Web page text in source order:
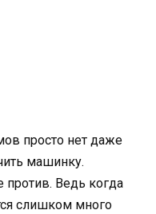
просто нет даже
машинку.
против. Ведь когда
слишком много